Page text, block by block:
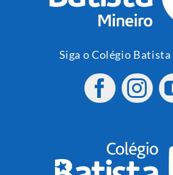
Siga o Colégio Batista